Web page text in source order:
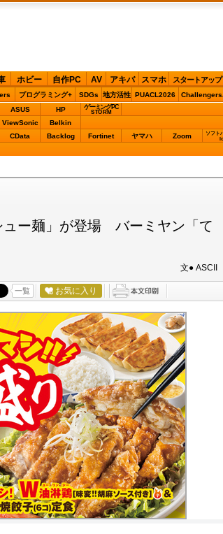
ホビー 自作PC AV アキバ スマホ スタートアップ
プログラミング+ SDGs 地方活性 PUACL2026
ASUS HP ゲーミングPC
STORM
ViewSonic Belkin
CData Backlog Fortinet ヤマハ Zoom
ソフト
ュー麺」が登場 バーミヤン「て
文● ASCII
一覧 お気に入り